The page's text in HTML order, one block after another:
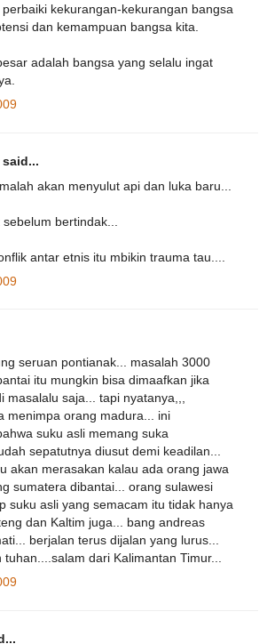
kekurangan-kekurangan bangsa
dan kemampuan bangsa kita.
adalah bangsa yang selalu ingat
said...
akan menyulut api dan luka baru...
bertindak...
antar etnis itu mbikin trauma tau....
seruan pontianak... masalah 3000
itu mungkin bisa dimaafkan jika
masalalu saja... tapi nyatanya,,,
menimpa orang madura... ini
suku asli memang suka
sepatutnya diusut demi keadilan...
akan merasakan kalau ada orang jawa
sumatera dibantai... orang sulawesi
suku asli yang semacam itu tidak hanya
dan Kaltim juga... bang andreas
berjalan terus dijalan yang lurus...
dari Kalimantan Timur...